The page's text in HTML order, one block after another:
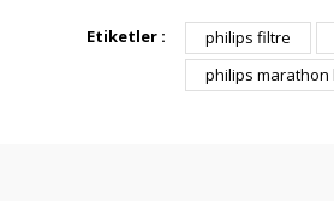
Görüş ve önerileriniz için
Ürün resmi kalitesiz,
Etiketler : philips filtre
philips marathon